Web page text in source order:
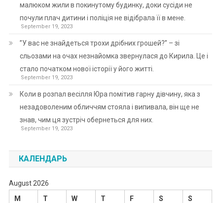
малюком жили в покинутому будинку, доки сусіди не
почули плач дитини і поліція не відібрала її в мене.
September 19, 2023
”У вас не знайдеться трохи дрібних грошей?” – зі
сльозами на очах незнайомка звернулася до Кирила. Це і
стало початком нової історії у його житті.
September 19, 2023
Коли в розпал весілля Юра помітив гарну дівчину, яка з
незадоволеним обличчям стояла і випивала, він ще не
знав, чим ця зустріч обернеться для них.
September 19, 2023
КАЛЕНДАРЬ
August 2026
M
T W T F S S